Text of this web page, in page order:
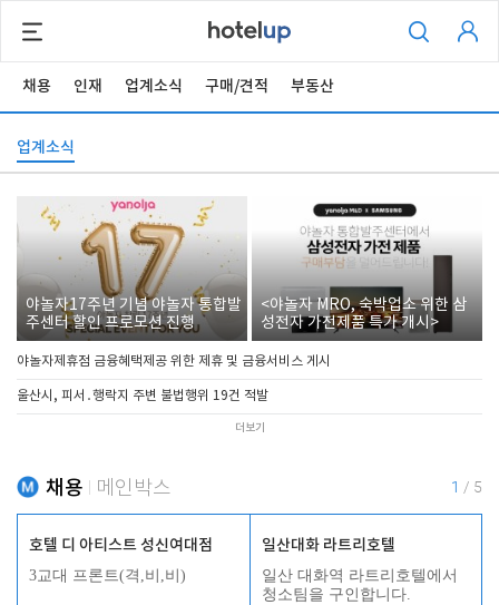
채용 인재 업계소식 구매/견적 부동산
업계소식
야놀자17주년 기념 야놀자 통합발
주센터 할인 프로모션 진행
<야놀자 MRO, 숙박업소 위한 삼
성전자 가전제품 특가 개시>
야놀자제휴점 금융혜택제공 위한 제휴 및 금융서비스 게시
울산시, 피서․행락지 주변 불법행위 19건 적발
더보기
채용 메인박스 1 / 5
호텔 디 아티스트 성신여대점
3교대 프론트(격,비,비)
일산대화 라트리호텔
일산 대화역 라트리호텔에서
청소팀을 구인합니다.